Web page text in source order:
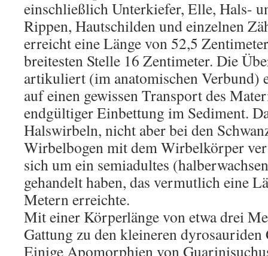
einschließlich Unterkiefer, Elle, Hals-
Rippen, Hautschilden und einzelnen
erreicht eine Länge von 52,5
breitesten Stelle 16 Zentimeter. Die
artikuliert (im anatomischen Verbund)
auf einen gewissen Transport des
endgültiger Einbettung im Sediment.
Halswirbeln, nicht aber bei den
Wirbelbogen mit dem Wirbelkörper
sich um ein semiadultes
gehandelt haben, das vermutlich eine
Metern erreichte.
Mit einer Körperlänge von etwa drei
Gattung zu den kleineren
Einige Apomorphien von